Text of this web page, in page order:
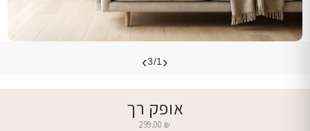
‹
3/1
›
אופק רך
299.00 ₪